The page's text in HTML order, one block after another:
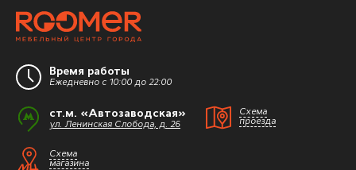
Время работы
Ежедневно с 10:00 до 22:00
ст.м. «Автозаводская»
ул. Ленинская Слобода, д. 26
Схема
проезда
Схема
магазина